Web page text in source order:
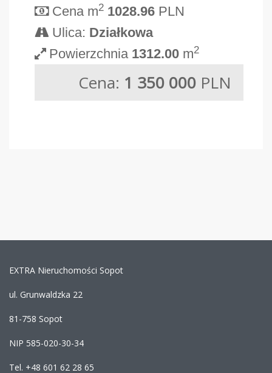
Cena m2 1028.96 PLN
Ulica: Działkowa
Powierzchnia 1312.00 m2
Cena: 1 350 000 PLN
EXTRA Nieruchomości Sopot
ul. Grunwaldzka 22
81-758 Sopot
NIP 585-020-30-34
Tel. +48 601 62 28 65